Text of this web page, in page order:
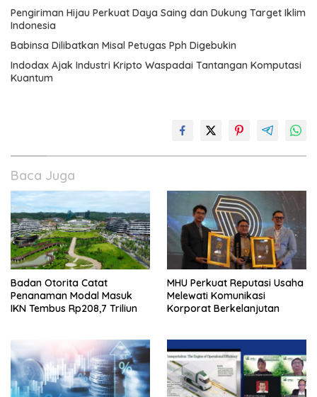
Pengiriman Hijau Perkuat Daya Saing dan Dukung Target Iklim
Indonesia
Babinsa Dilibatkan Misal Petugas Pph Digebukin
Indodax Ajak Industri Kripto Waspadai Tantangan Komputasi
Kuantum
Baca Juga
Badan Otorita Catat
Penanaman Modal Masuk
IKN Tembus Rp208,7 Triliun
MHU Perkuat Reputasi Usaha
Melewati Komunikasi
Korporat Berkelanjutan